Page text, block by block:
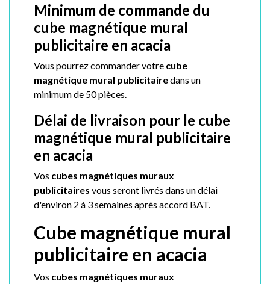
Minimum de commande du
cube magnétique mural
publicitaire en acacia
Vous pourrez commander votre cube
magnétique mural publicitairedans un
minimum de 50 pièces.
Délai de livraison pour le cube
magnétique mural publicitaire
en acacia
Vos cubes magnétiques muraux
publicitaires vous seront livrés dans un délai
d'environ 2 à 3 semaines après accord BAT.
Cube magnétique mural
publicitaire en acacia
Vos cubes magnétiques muraux